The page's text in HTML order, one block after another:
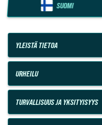
SUOMI
YLEISTÄ TIETOA
URHEILU
TURVALLISUUS JA YKSITYISYYS